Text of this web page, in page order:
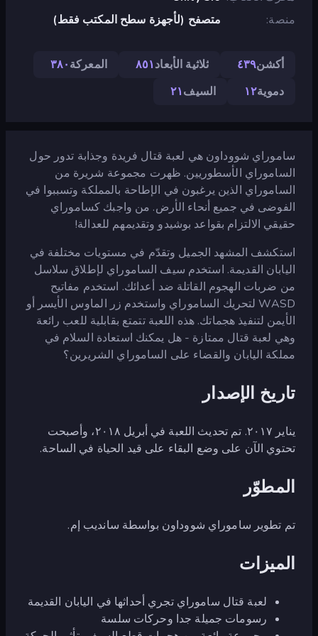
منصة
متصفح (لأجهزة سطح المكتب فقط)
أكشن٤٣٩ ثلاثية الأبعاد٨٥١ المعركة٣٨٠
دموية١٢ السيف٢١
ساموراي شووداون هي لعبة قتال فريدة وجذابة تدور حول
الساموراي الأسطوريين. ظهرت مجموعة شريرة من
الساموراي الذين يرغبون في الإطاحة بالمملكة وتسببوا في
الفوضى في جميع أنحاء الأرض. من واجبك كساموراي
حقيقي الالتزام بقواعد بوشيدو وتقديمهم للعدالة!
استكشف المشهد الجميل وتقدّم في مستويات مختلفة في
اليابان القديمة. استخدم سيف الساموراي لإطلاق سلاسل
من ضربات الهجوم القاتلة ضد أعدائك. استخدم مفاتيح
WASD لتحريك الساموراي واستخدم زر الماوس الأيسر أو
الأيمن لتنفيذ هجماتك. هذه اللعبة تتمتع بقابلية للعب رائعة
وهي لعبة قتال ممتازة - هل يمكنك استعادة السلام في
مملكة اليابان والقضاء على الساموراي الشريرين؟
تاريخ الإصدار
يناير ٢٠١٧. تم تحديث اللعبة في أبريل ٢٠١٨، وأصبحت
تحتوي الآن على وضع البقاء على قيد الحياة في الساحة.
المطوّر
تم تطوير ساموراي شووداون بواسطة سانديب إم.
الميزات
لعبة قتال ساموراي تجري أحداثها في اليابان القديمة
رسومات جميلة جدا وحركات سلسة